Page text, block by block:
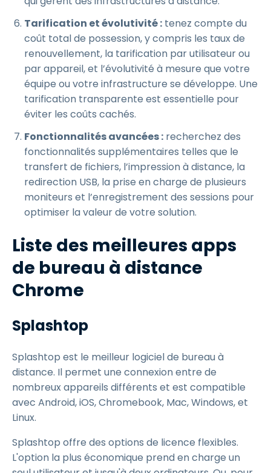
Tarification et évolutivité : tenez compte du
coût total de possession, y compris les taux de
renouvellement, la tarification par utilisateur ou
par appareil, et l’évolutivité à mesure que votre
équipe ou votre infrastructure se développe. Une
tarification transparente est essentielle pour
éviter les coûts cachés.
Fonctionnalités avancées : recherchez des
fonctionnalités supplémentaires telles que le
transfert de fichiers, l’impression à distance, la
redirection USB, la prise en charge de plusieurs
moniteurs et l’enregistrement des sessions pour
optimiser la valeur de votre solution.
Liste des meilleures apps
de bureau à distance
Chrome
Splashtop
Splashtop est le meilleur logiciel de bureau à
distance. Il permet une connexion entre de
nombreux appareils différents et est compatible
avec Android, iOS, Chromebook, Mac, Windows, et
Linux.
Splashtop offre des options de licence flexibles.
L'option la plus économique prend en charge un